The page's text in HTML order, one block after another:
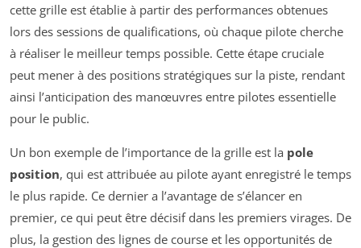
cette grille est établie à partir des performances obtenues
lors des sessions de qualifications, où chaque pilote cherche
à réaliser le meilleur temps possible. Cette étape cruciale
peut mener à des positions stratégiques sur la piste, rendant
ainsi l’anticipation des manœuvres entre pilotes essentielle
pour le public.
Un bon exemple de l’importance de la grille est la pole
position, qui est attribuée au pilote ayant enregistré le temps
le plus rapide. Ce dernier a l’avantage de s’élancer en
premier, ce qui peut être décisif dans les premiers virages. De
plus, la gestion des lignes de course et les opportunités de